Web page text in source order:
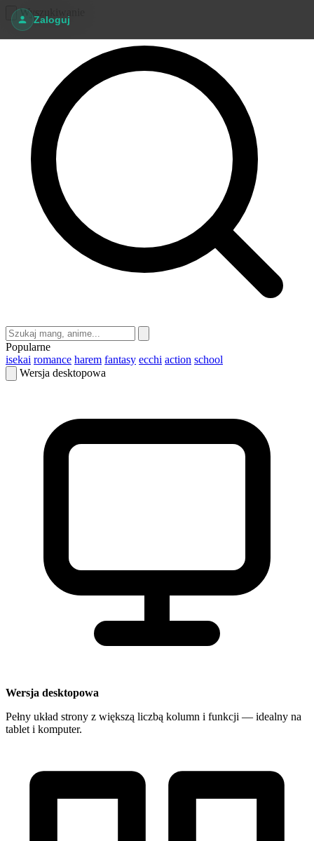
Zaloguj
Wyszukiwanie
Popularne
isekai romance harem fantasy ecchi action school
Wersja desktopowa
Wersja desktopowa
Pełny układ strony z większą liczbą kolumn i funkcji — idealny na
tablet i komputer.